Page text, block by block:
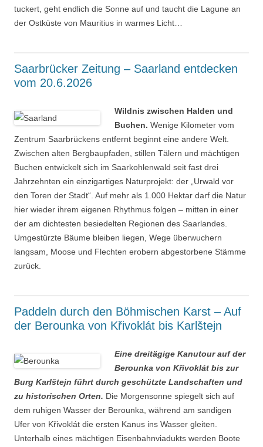
tuckert, geht endlich die Sonne auf und taucht die Lagune an
der Ostküste von Mauritius in warmes Licht…
Saarbrücker Zeitung – Saarland entdecken
vom 20.6.2026
Wildnis zwischen Halden und
Buchen. Wenige Kilometer vom
Zentrum Saarbrückens entfernt beginnt eine andere Welt.
Zwischen alten Bergbaupfaden, stillen Tälern und mächtigen
Buchen entwickelt sich im Saarkohlenwald seit fast drei
Jahrzehnten ein einzigartiges Naturprojekt: der „Urwald vor
den Toren der Stadt“. Auf mehr als 1.000 Hektar darf die Natur
hier wieder ihrem eigenen Rhythmus folgen – mitten in einer
der am dichtesten besiedelten Regionen des Saarlandes.
Umgestürzte Bäume bleiben liegen, Wege überwuchern
langsam, Moose und Flechten erobern abgestorbene Stämme
zurück.
Paddeln durch den Böhmischen Karst – Auf
der Berounka von Křivoklát bis Karlštejn
Eine dreitägige Kanutour auf der
Berounka von Křivoklát bis zur
Burg Karlštejn führt durch geschützte Landschaften und
zu historischen Orten. Die Morgensonne spiegelt sich auf
dem ruhigen Wasser der Berounka, während am sandigen
Ufer von Křivoklát die ersten Kanus ins Wasser gleiten.
Unterhalb eines mächtigen Eisenbahnviadukts werden Boote